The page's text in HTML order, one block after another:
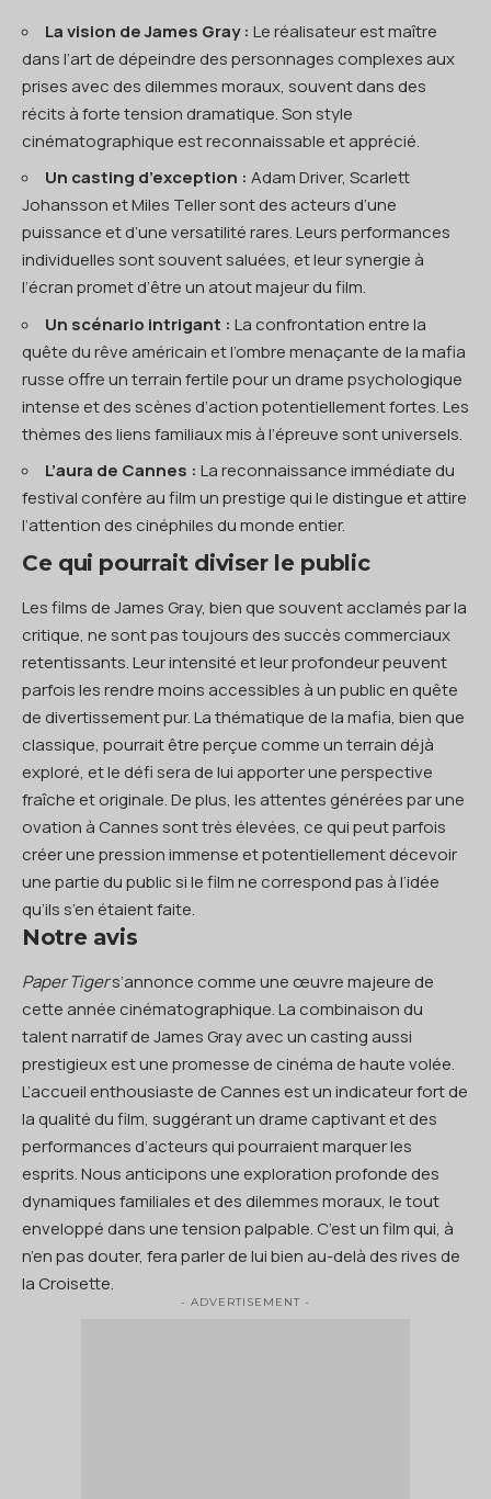
La vision de James Gray : Le réalisateur est maître
dans l’art de dépeindre des personnages complexes aux
prises avec des dilemmes moraux, souvent dans des
récits à forte tension dramatique. Son style
cinématographique est reconnaissable et apprécié.
Un casting d’exception : Adam Driver, Scarlett
Johansson et Miles Teller sont des acteurs d’une
puissance et d’une versatilité rares. Leurs performances
individuelles sont souvent saluées, et leur synergie à
l’écran promet d’être un atout majeur du film.
Un scénario intrigant : La confrontation entre la
quête du rêve américain et l’ombre menaçante de la mafia
russe offre un terrain fertile pour un drame psychologique
intense et des scènes d’action potentiellement fortes. Les
thèmes des liens familiaux mis à l’épreuve sont universels.
L’aura de Cannes : La reconnaissance immédiate du
festival confère au film un prestige qui le distingue et attire
l’attention des cinéphiles du monde entier.
Ce qui pourrait diviser le public
Les films de James Gray, bien que souvent acclamés par la
critique, ne sont pas toujours des succès commerciaux
retentissants. Leur intensité et leur profondeur peuvent
parfois les rendre moins accessibles à un public en quête
de divertissement pur. La thématique de la mafia, bien que
classique, pourrait être perçue comme un terrain déjà
exploré, et le défi sera de lui apporter une perspective
fraîche et originale. De plus, les attentes générées par une
ovation à Cannes sont très élevées, ce qui peut parfois
créer une pression immense et potentiellement décevoir
une partie du public si le film ne correspond pas à l’idée
qu’ils s’en étaient faite.
Notre avis
Paper Tigers’annonce comme une œuvre majeure de
cette année cinématographique. La combinaison du
talent narratif de James Gray avec un casting aussi
prestigieux est une promesse de cinéma de haute volée.
L’accueil enthousiaste de Cannes est un indicateur fort de
la qualité du film, suggérant un drame captivant et des
performances d’acteurs qui pourraient marquer les
esprits. Nous anticipons une exploration profonde des
dynamiques familiales et des dilemmes moraux, le tout
enveloppé dans une tension palpable. C’est un film qui, à
n’en pas douter, fera parler de lui bien au-delà des rives de
la Croisette.
- ADVERTISEMENT -